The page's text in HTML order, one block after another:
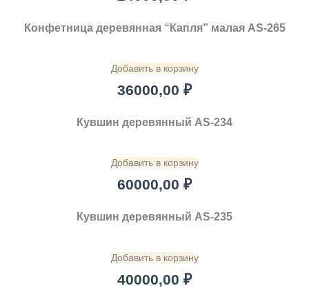
Конфетница деревянная “Капля” малая AS-265
Добавить в корзину
36000,00 ₽
Кувшин деревянный AS-234
Добавить в корзину
60000,00 ₽
Кувшин деревянный AS-235
Добавить в корзину
40000,00 ₽